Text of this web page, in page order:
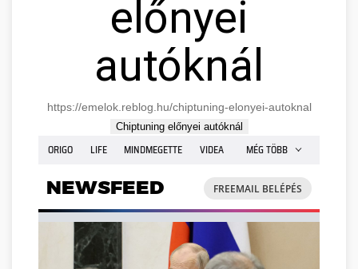
előnyei
autóknál
https://emelok.reblog.hu/chiptuning-elonyei-autoknal
Chiptuning előnyei autóknál